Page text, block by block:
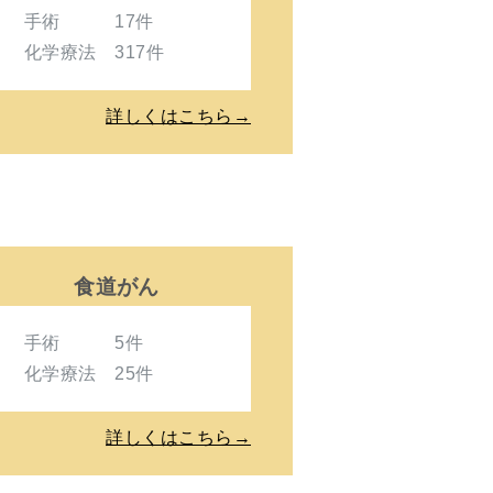
手術 17件
化学療法 317件
詳しくはこちら→
食道がん
手術 5件
化学療法 25件
詳しくはこちら→